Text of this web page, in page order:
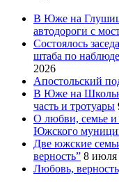
В Юже на
автодороги с
Состоялось
штаба по
2026
Апостольский
В Юже на
часть и тротуары
О любви, семье и
Южского
Две южские
верность” 8 июля
Любовь,